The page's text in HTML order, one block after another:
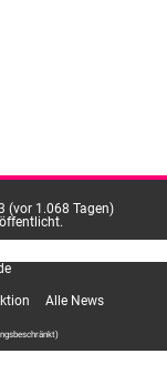
(vor 1.068 Tagen)
Alle News